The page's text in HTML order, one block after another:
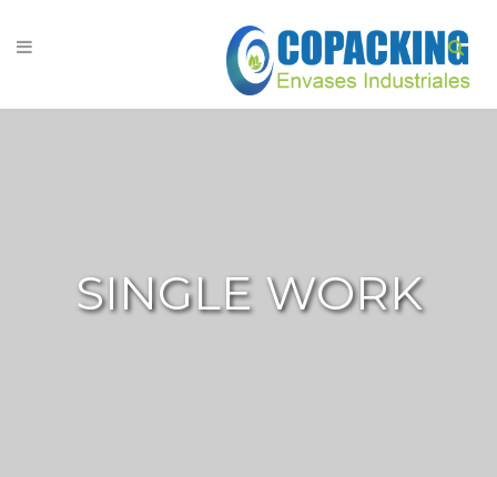
SINGLE WORK